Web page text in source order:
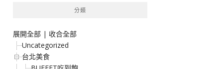
分類
展開全部 | 收合全部
Uncategorized
台北美食